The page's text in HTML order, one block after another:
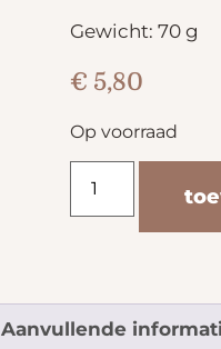
Gewicht: 70 g
€ 5,80
Op voorraad
Aanvullende